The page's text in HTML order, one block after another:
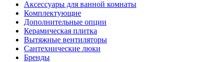
Аксессуары для ванной комнаты
Комплектующие
Дополнительные опции
Керамическая плитка
Вытяжные вентиляторы
Сантехнические люки
Бренды